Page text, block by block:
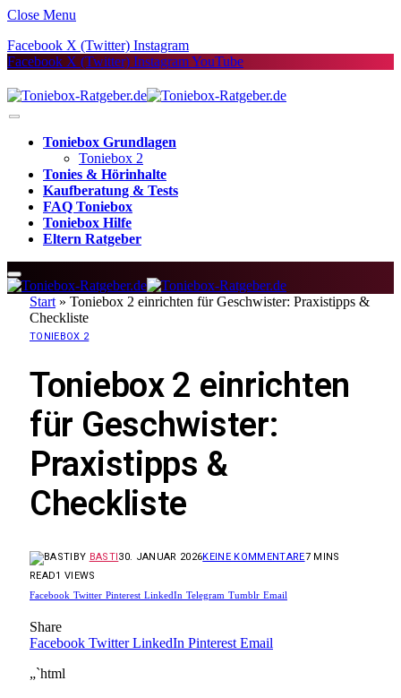
Close Menu
Facebook X (Twitter) Instagram
Facebook X (Twitter) InstagramYouTube
Toniebox Grundlagen
Toniebox 2
Tonies & Hörinhalte
Kaufberatung & Tests
FAQ Toniebox
Toniebox Hilfe
Eltern Ratgeber
Start » Toniebox 2 einrichten für Geschwister: Praxistipps &
Checkliste
TONIEBOX 2
Toniebox 2 einrichten
für Geschwister:
Praxistipps &
Checkliste
BY BASTI30. JANUAR 2026KEINE KOMMENTARE7 MINS
READ1 VIEWS
Facebook Twitter Pinterest LinkedIn Telegram Tumblr Email
Share
Facebook Twitter LinkedIn Pinterest Email
„`html